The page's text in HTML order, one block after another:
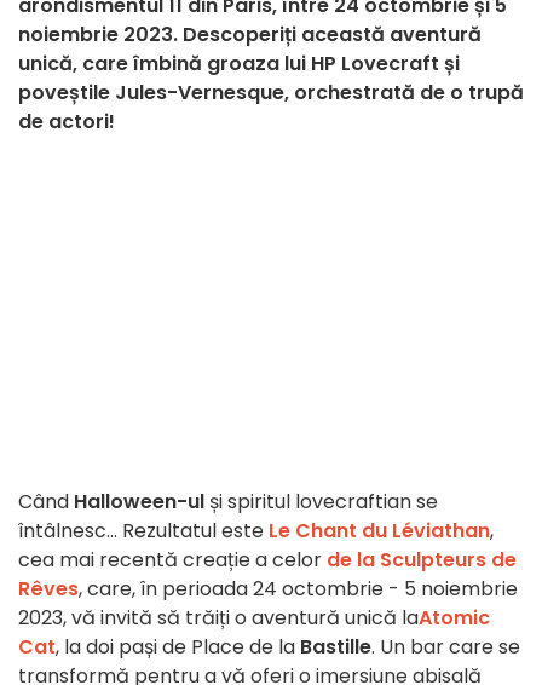
arondismentul 11 din Paris, între 24 octombrie și 5
noiembrie 2023. Descoperiți această aventură
unică, care îmbină groaza lui HP Lovecraft și
poveștile Jules-Vernesque, orchestrată de o trupă
de actori!
Când Halloween-ul și spiritul lovecraftian se
întâlnesc... Rezultatul este Le Chant du Léviathan,
cea mai recentă creație a celor de la Sculpteurs de
Rêves, care, în perioada 24 octombrie - 5 noiembrie
2023, vă invită să trăiți o aventură unică laAtomic
Cat, la doi pași de Place de la Bastille. Un bar care se
transformă pentru a vă oferi o imersiune abisală